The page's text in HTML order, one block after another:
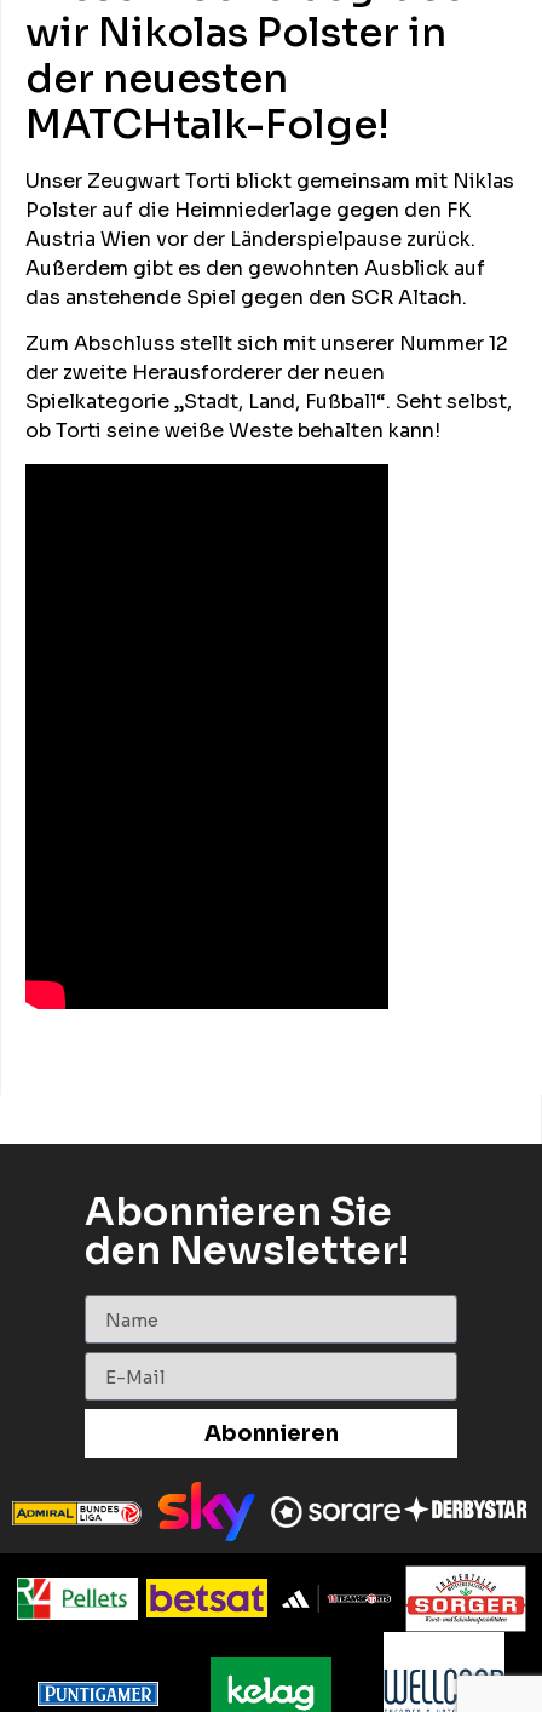
wir Nikolas Polster in
der neuesten
MATCHtalk-Folge!
Unser Zeugwart Torti blickt gemeinsam mit Niklas
Polster auf die Heimniederlage gegen den FK
Austria Wien vor der Länderspielpause zurück.
Außerdem gibt es den gewohnten Ausblick auf
das anstehende Spiel gegen den SCR Altach.
Zum Abschluss stellt sich mit unserer Nummer 12
der zweite Herausforderer der neuen
Spielkategorie „Stadt, Land, Fußball“. Seht selbst,
ob Torti seine weiße Weste behalten kann!
Abonnieren Sie
den Newsletter!
Abonnieren